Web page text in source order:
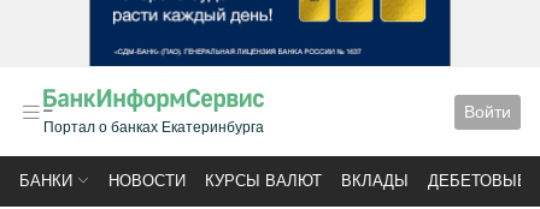
Портал о банках Екатеринбурга
Войти
БАНКИ НОВОСТИ КУРСЫ ВАЛЮТ ВКЛАДЫ ДЕБЕТОВЫЕ